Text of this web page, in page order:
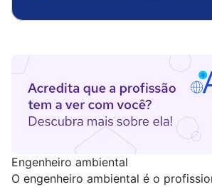
Engenheiro ambiental
O engenheiro ambiental é o